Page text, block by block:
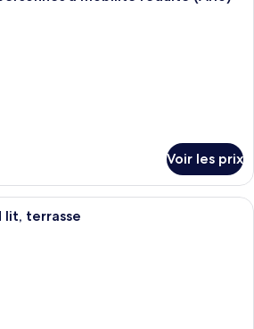
Voir les prix
Chambre, 1 très grand lit, terrasse |
lit, terrasse